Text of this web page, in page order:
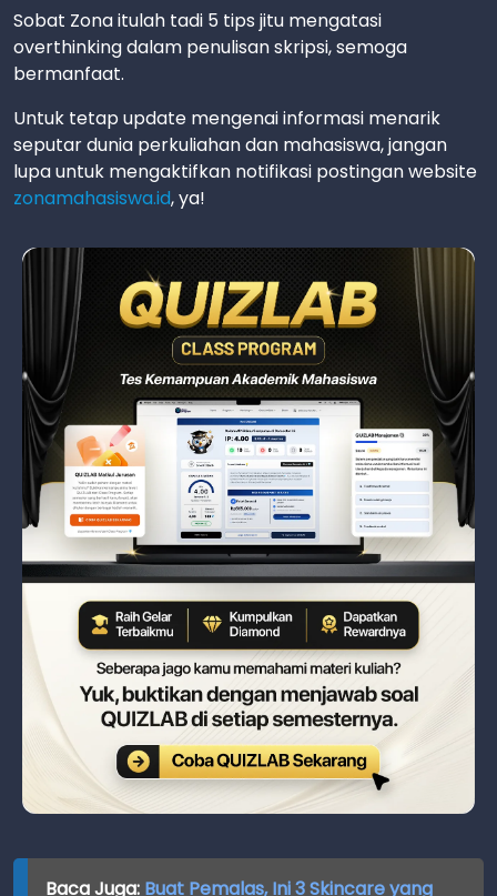
Sobat Zona itulah tadi 5 tips jitu mengatasi
overthinking dalam penulisan skripsi, semoga
bermanfaat.
Untuk tetap update mengenai informasi menarik
seputar dunia perkuliahan dan mahasiswa, jangan
lupa untuk mengaktifkan notifikasi postingan website
zonamahasiswa.id, ya!
Baca Juga: Buat Pemalas, Ini 3 Skincare yang